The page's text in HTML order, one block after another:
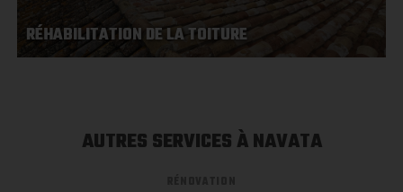
RÉHABILITATION DE LA TOITURE
AUTRES SERVICES À NAVATA